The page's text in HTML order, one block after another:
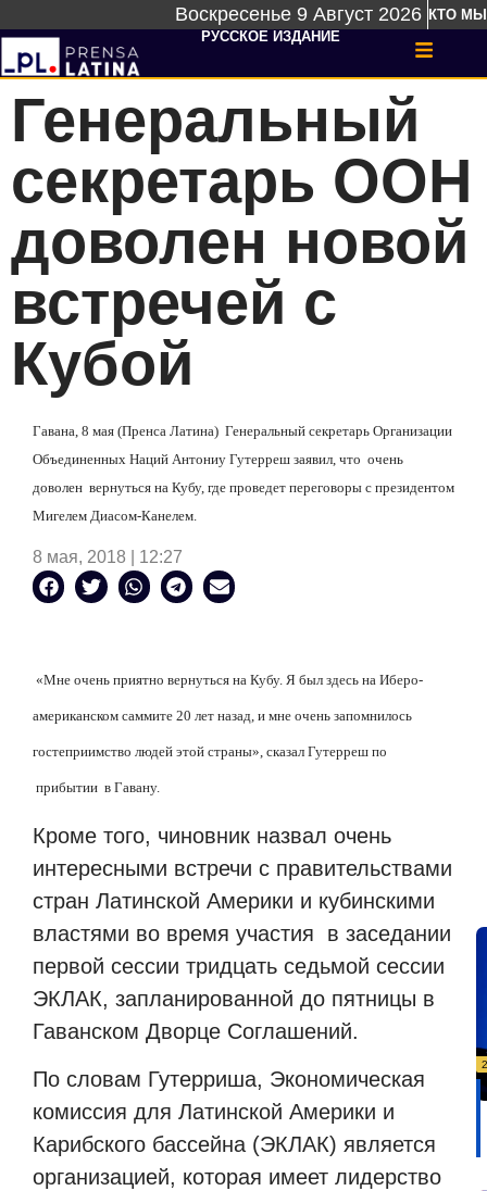
Воскресенье 9 Август 2026 КТО МЫ
РУССКОЕ ИЗДАНИЕ
Генеральный
секретарь ООН
доволен новой
встречей с
Кубой
Гавана, 8 мая (Пренса Латина) Генеральный секретарь Организации
Объединенных Наций Антониу Гутерреш заявил, что очень
доволен вернуться на Кубу, где проведет переговоры с президентом
Мигелем Диасом-Канелем.
8 мая, 2018 | 12:27
«Мне очень приятно вернуться на Кубу. Я был здесь на Иберо-
американском саммите 20 лет назад, и мне очень запомнилось
гостеприимство людей этой страны», сказал Гутерреш по
прибытии в Гавану.
Кроме того, чиновник назвал очень
интересными встречи с правительствами
стран Латинской Америки и кубинскими
властями во время участия в заседании
первой сессии тридцать седьмой сессии
ЭКЛАК, запланированной до пятницы в
Гаванском Дворце Соглашений.
По словам Гутерриша, Экономическая
комиссия для Латинской Америки и
Карибского бассейна (ЭКЛАК) является
организацией, которая имеет лидерство